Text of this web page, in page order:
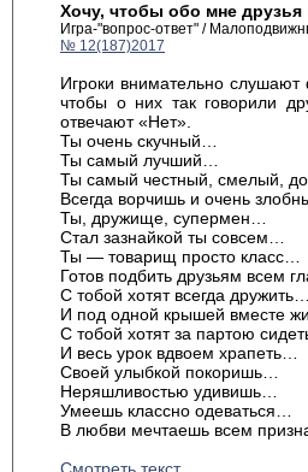
Хочу, чтобы обо мне
Игра-"вопрос-ответ" /
№ 12(187)2017
Игроки внимательно слушают
чтобы о них так говорили
отвечают «Нет».
Ты очень скучный…
Ты самый лучший…
Ты самый честный, смелый,
Всегда ворчишь и очень
Ты, дружище, супермен…
Стал зазнайкой ты совсем…
Ты — товарищ просто класс…
Готов подбить друзьям всем
С тобой хотят всегда
И под одной крышей вместе
С тобой хотят за партою
И весь урок вдвоем храпеть…
Своей улыбкой покоришь…
Неряшливостью удивишь…
Умеешь классно одеваться…
В любви мечтаешь всем